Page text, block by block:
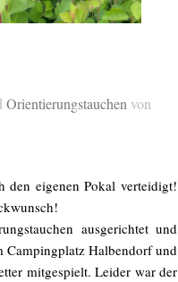
Orientierungstauchen von
den eigenen Pokal verteidigt!
ausgerichtet und
Campingplatz Halbendorf und
mitgespielt. Leider war der